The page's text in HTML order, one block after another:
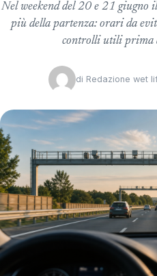
Nel weekend del 20 e 21 giugno
più della partenza: orari da
controlli utili prima
di Redazione wet